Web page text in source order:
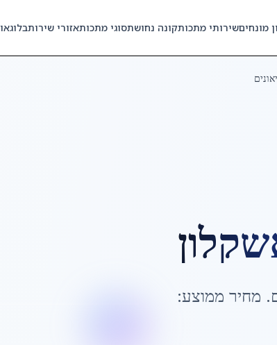
מונחיםשירותי מתכותקונה נחושתסוגי מתכותאזורי שירותבלוג
. מחיר ממוצע: